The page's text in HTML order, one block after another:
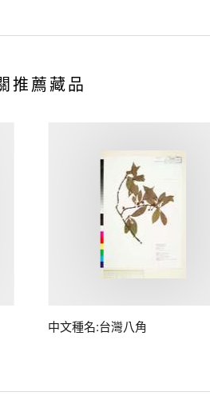
推薦藏品
中文種名:台灣八角